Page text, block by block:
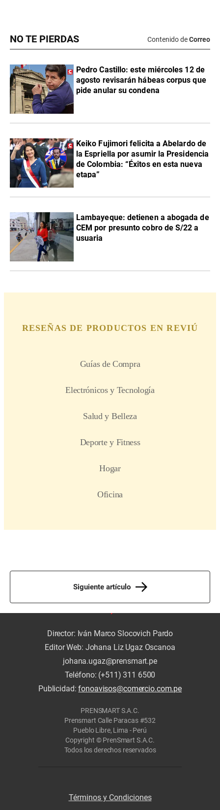
NO TE PIERDAS Contenido deCorreo
Pedro Castillo: este miércoles 12 de
agosto revisarán hábeas corpus que
pide anular su condena
Keiko Fujimori felicita a Abelardo de
la Espriella por asumir la Presidencia
de Colombia: “Éxitos en esta nueva
etapa”
Lambayeque: detienen a abogada de
CEM por presunto cobro de S/22 a
usuaria
Siguiente artículo
Director: Iván Marco Slocovich Pardo
Editor Web: Johana Liz Ugaz Oscanoa
johana.ugaz@prensmart.pe
Teléfono: (+511) 311 6500
Publicidad:fonoavisos@comercio.com.pe
PRENSMART S.A.C.
Prensmart Calle Paracas #532
Pueblo Libre, Lima - Perú
Copyright © PrenSmart S.A.C.
Todos los derechos reservados
Términos y Condiciones